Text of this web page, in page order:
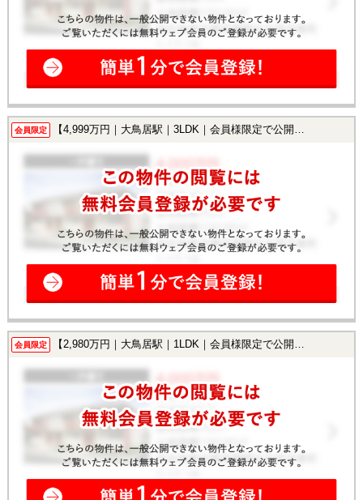
会員限定 【4,999万円｜大鳥居駅｜3LDK｜会員様限定で公開中！】
会員限定 【2,980万円｜大鳥居駅｜1LDK｜会員様限定で公開中！】